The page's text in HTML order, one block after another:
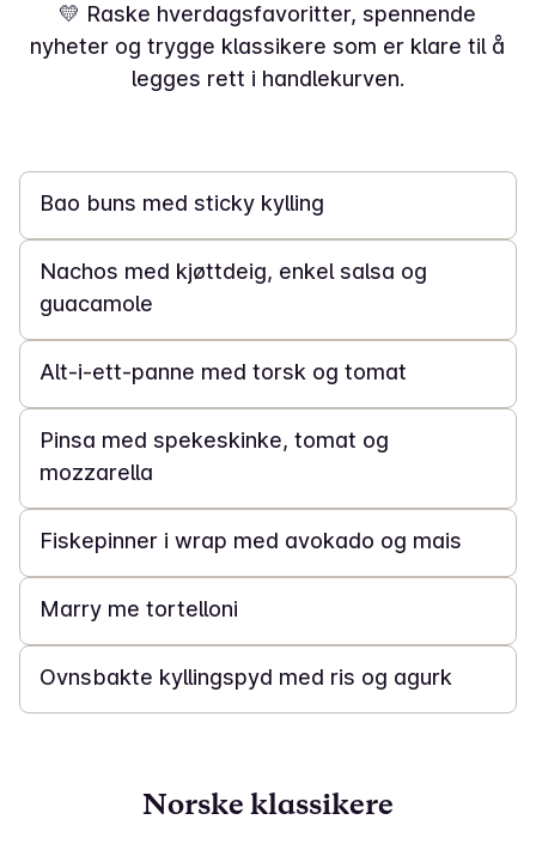
💛 Raske hverdagsfavoritter, spennende
nyheter og trygge klassikere som er klare til å
legges rett i handlekurven.
Bao buns med sticky kylling
25 min
Nachos med kjøttdeig, enkel salsa og
guacamole
25 min
Alt-i-ett-panne med torsk og tomat
20 min
Pinsa med spekeskinke, tomat og
mozzarella
20 min
Fiskepinner i wrap med avokado og mais
20 min
Marry me tortelloni
30 min
Ovnsbakte kyllingspyd med ris og agurk
Norske klassikere